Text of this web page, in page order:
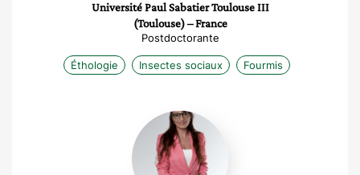
Université Paul Sabatier Toulouse III
(Toulouse) – France
Postdoctorante
Éthologie Insectes sociaux Fourmis
Nour
El
Houda
Mimouni